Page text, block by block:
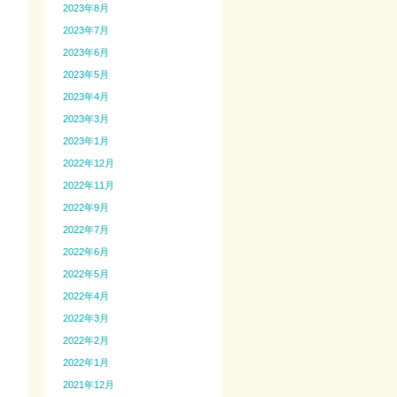
2023年8月
2023年7月
2023年6月
2023年5月
2023年4月
2023年3月
2023年1月
2022年12月
2022年11月
2022年9月
2022年7月
2022年6月
2022年5月
2022年4月
2022年3月
2022年2月
2022年1月
2021年12月